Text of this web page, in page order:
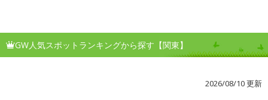
GW人気スポットランキングから探す【関東】
2026/08/10 更新